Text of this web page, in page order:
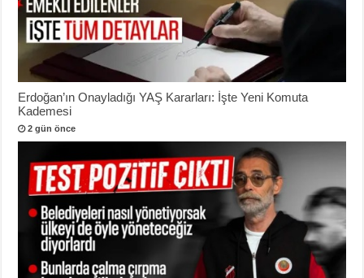
Erdoğan’ın Onayladığı YAŞ Kararları: İşte Yeni Komuta
Kademesi
2 gün önce